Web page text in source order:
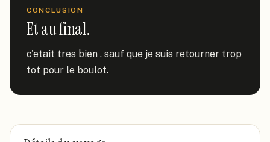
CONCLUSION
Et au final.
c'etait tres bien . sauf que je suis retourner trop
tot pour le boulot.